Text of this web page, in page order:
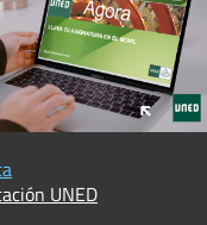
UNED